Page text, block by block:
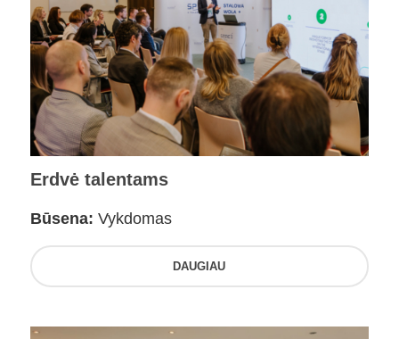
Erdvė talentams
Būsena: Vykdomas
DAUGIAU